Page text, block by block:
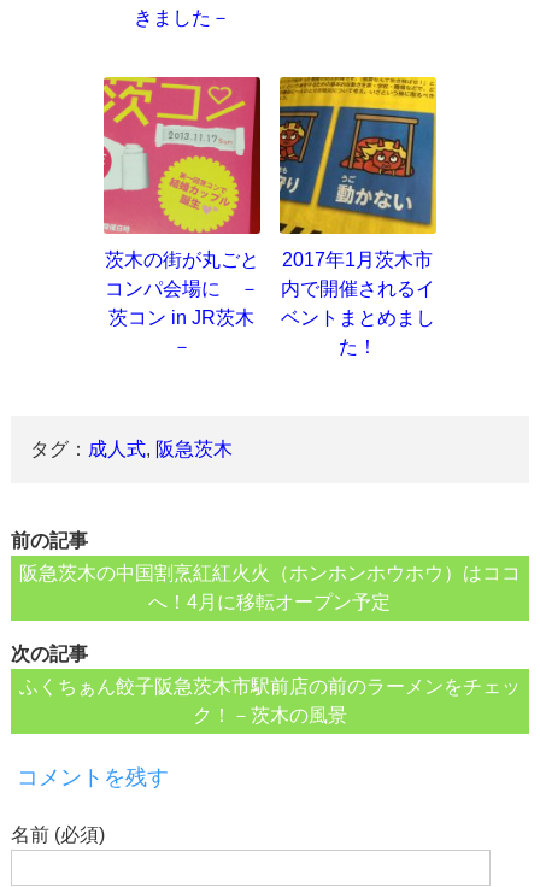
きました－
茨木の街が丸ごと
コンパ会場に －
茨コン in JR茨木
－
2017年1月茨木市
内で開催されるイ
ベントまとめまし
た！
タグ： 成人式, 阪急茨木
前の記事
阪急茨木の中国割烹紅紅火火（ホンホンホウホウ）はココ
へ！4月に移転オープン予定
次の記事
ふくちぁん餃子阪急茨木市駅前店の前のラーメンをチェッ
ク！－茨木の風景
コメントを残す
名前 (必須)